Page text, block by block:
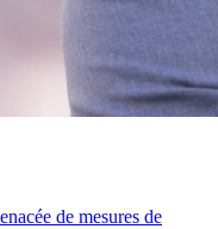
de mesures de